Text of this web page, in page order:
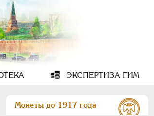
ЭКСПЕРТИЗА ГИМ
Монеты до 1917 года